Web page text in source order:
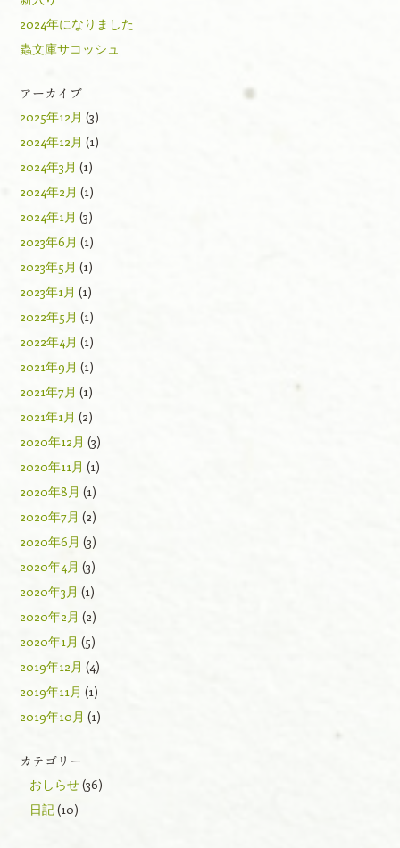
2024年になりました
蟲文庫サコッシュ
アーカイブ
2025年12月 (3)
2024年12月 (1)
2024年3月 (1)
2024年2月 (1)
2024年1月 (3)
2023年6月 (1)
2023年5月 (1)
2023年1月 (1)
2022年5月 (1)
2022年4月 (1)
2021年9月 (1)
2021年7月 (1)
2021年1月 (2)
2020年12月 (3)
2020年11月 (1)
2020年8月 (1)
2020年7月 (2)
2020年6月 (3)
2020年4月 (3)
2020年3月 (1)
2020年2月 (2)
2020年1月 (5)
2019年12月 (4)
2019年11月 (1)
2019年10月 (1)
カテゴリー
—おしらせ(36)
—日記(10)